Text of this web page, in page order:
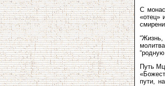
С
«отец»
Путь
пути,